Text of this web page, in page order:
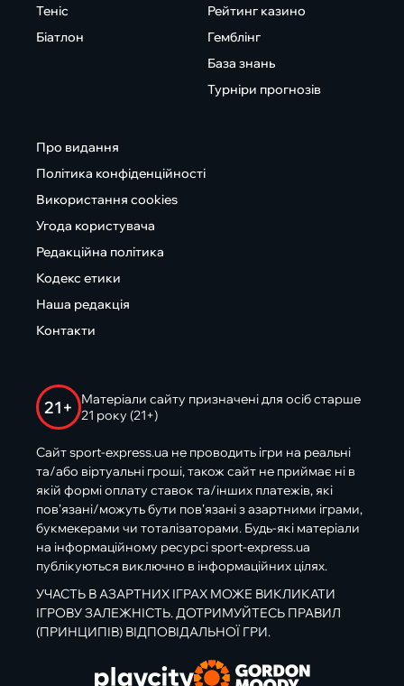
Теніс
Біатлон
Рейтинг казино
Гемблінг
База знань
Турніри прогнозів
Про видання
Політика конфіденційності
Використання cookies
Угода користувача
Редакційна політика
Кодекс етики
Наша редакція
Контакти
21+
Матеріали сайту призначені для осіб старше
21 року (21+)
Сайт sport-express.ua не проводить ігри на реальні
та/або віртуальні гроші, також сайт не приймає ні в
якій формі оплату ставок та/інших платежів, які
пов’язані/можуть бути пов’язані з азартними іграми,
букмекерами чи тоталізаторами. Будь-які матеріали
на інформаційному ресурсі sport-express.ua
публікуються виключно в інформаційних цілях.
УЧАСТЬ В АЗАРТНИХ ІГРАХ МОЖЕ ВИКЛИКАТИ
ІГРОВУ ЗАЛЕЖНІСТЬ. ДОТРИМУЙТЕСЬ ПРАВИЛ
(ПРИНЦИПІВ) ВІДПОВІДАЛЬНОЇ ГРИ.